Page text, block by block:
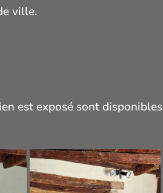
ville.
est exposé sont disponibles